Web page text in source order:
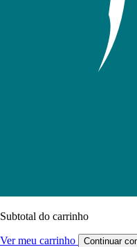
Subtotal do carrinho
Ver meu carrinho Continuar